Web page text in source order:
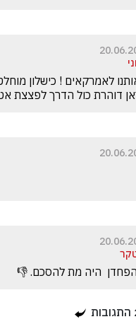
דוהרת כול הדרך לפצצת
היה מת להסכם. 👎
התגובות